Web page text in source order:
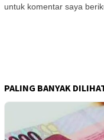
untuk komentar saya
PALING BANYAK